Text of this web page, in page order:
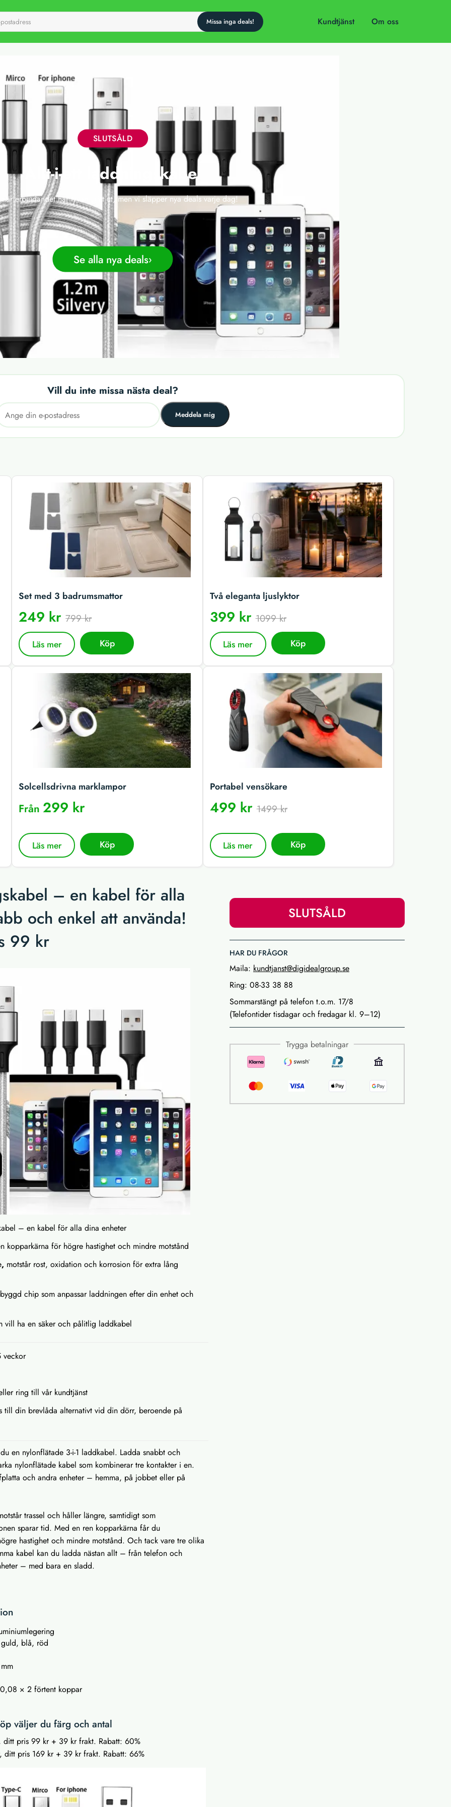
Kundtjänst Om oss
SLUTSÅLD
Allt-i-ett laddningskabel
erbjudandet har tyvärr gått ut, men vi släpper nya deals varje dag!
Se alla nya deals
Vill du inte missa nästa deal?
Meddela mig
Set med 3 badrumsmattor
249 kr799 kr
Läs mer Köp
Två eleganta ljuslyktor
399 kr1099 kr
Läs mer Köp
Solcellsdrivna marklampor
Från299 kr
Läs mer Köp
Portabel vensökare
499 kr1499 kr
Läs mer Köp
– en kabel för alla
och enkel att använda!
99 kr
SLUTSÅLD
HAR DU FRÅGOR
Maila: kundtjanst@digidealgroup.se
Ring: 08-33 38 88
Sommarstängt på telefon t.o.m. 17/8
(Telefontider tisdagar och fredagar kl. 9–12)
Trygga betalningar
– en kabel för alla dina enheter
kopparkärna för högre hastighet och mindre motstånd
, motstår rost, oxidation och korrosion för extra lång
chip som anpassar laddningen efter din enhet och
vill ha en säker och pålitlig laddkabel
veckor
ring till vår kundtjänst
till din brevlåda alternativt vid din dörr, beroende på
en nylonflätade 3-i-1 laddkabel. Ladda snabbt och
nylonflätade kabel som kombinerar tre kontakter i en.
och andra enheter – hemma, på jobbet eller på
trassel och håller längre, samtidigt som
sparar tid. Med en ren kopparkärna får du
hastighet och mindre motstånd. Och tack vare tre olika
kabel kan du ladda nästan allt – från telefon och
– med bara en sladd.
guld, blå, röd
× 2 förtent koppar
väljer du färg och antal
pris 99 kr + 39 kr frakt. Rabatt: 60%
pris 169 kr + 39 kr frakt. Rabatt: 66%